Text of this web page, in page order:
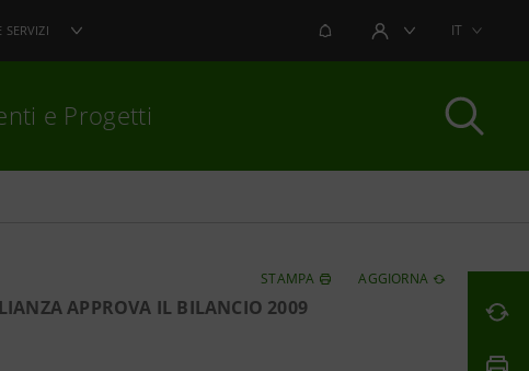
SERVIZI NOTIFICHEAREA UTENTEIT
e Progetti
STAMPA AGGIORNA
APPROVA IL BILANCIO 2009